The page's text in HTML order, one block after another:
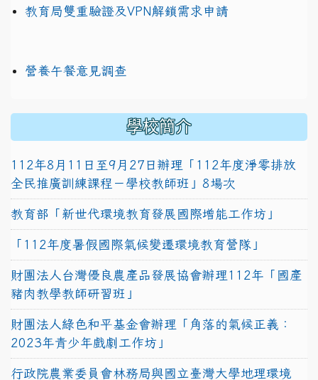
教育局雙重驗證及VPN解鎖需求申請
營養午餐意見調查
學校簡介
112年8月11日至9月27日辦理「112年度淨零排放
全民推廣訓練課程－學校教師班」8場次
教育部「新世代環境教育發展國際增能工作坊」
「112年度暑假國際氣候變遷環境教育營隊」
財團法人台灣優良農產品發展協會辦理112年「國產
豬肉教學教師研習班」
財團法人綠色和平基金會辦理「角落的氣候正義：
2023年青少年戲劇工作坊」
行政院農業委員會林務局與國立臺灣大學地理環境